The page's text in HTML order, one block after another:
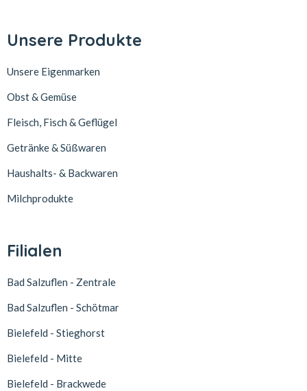
Unsere Produkte
Unsere Eigenmarken
Obst & Gemüse
Fleisch, Fisch & Geflügel
Getränke & Süßwaren
Haushalts- & Backwaren
Milchprodukte
Filialen
Bad Salzuflen - Zentrale
Bad Salzuflen - Schötmar
Bielefeld - Stieghorst
Bielefeld - Mitte
Bielefeld - Brackwede